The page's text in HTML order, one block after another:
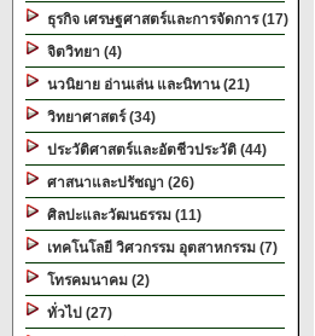
ธุรกิจ เศรษฐศาสตร์และการจัดการ (17)
จิตวิทยา (4)
นวนิยาย อ่านเล่น และนิทาน (21)
วิทยาศาสตร์ (34)
ประวัติศาสตร์และอัตชีวประวัติ (44)
ศาสนาและปรัชญา (26)
ศิลปะและวัฒนธรรม (11)
เทคโนโลยี วิศวกรรม อุตสาหกรรม (7)
โทรคมนาคม (2)
ทั่วไป (27)